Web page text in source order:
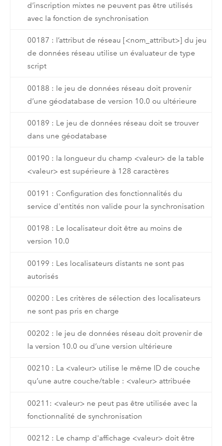
d’inscription mixtes ne peuvent pas être utilisés
avec la fonction de synchronisation
00187 : l’attribut de réseau [<nom_attribut>] du jeu
de données réseau utilise un évaluateur de type
script
00188 : le jeu de données réseau doit provenir
d’une géodatabase de version 10.0 ou ultérieure
00189 : Le jeu de données réseau doit se trouver
dans une géodatabase
00190 : la longueur du champ <valeur> de la table
<valeur> est supérieure à 128 caractères
00191 : Configuration des fonctionnalités du
service d'entités non valide pour la synchronisation
00198 : Le localisateur doit être au moins de
version 10.0
00199 : Les localisateurs distants ne sont pas
autorisés
00200 : Les critères de sélection des localisateurs
ne sont pas pris en charge
00202 : le jeu de données réseau doit provenir de
la version 10.0 ou d’une version ultérieure
00210 : La <valeur> utilise le même ID de couche
qu’une autre couche/table : <valeur> attribuée
00211: <valeur> ne peut pas être utilisée avec la
fonctionnalité de synchronisation
00212 : Le champ d'affichage <valeur> doit être